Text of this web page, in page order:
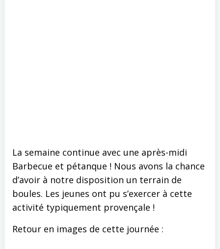
La semaine continue avec une après-midi
Barbecue et pétanque ! Nous avons la chance
d’avoir à notre disposition un terrain de
boules. Les jeunes ont pu s’exercer à cette
activité typiquement provençale !
Retour en images de cette journée :